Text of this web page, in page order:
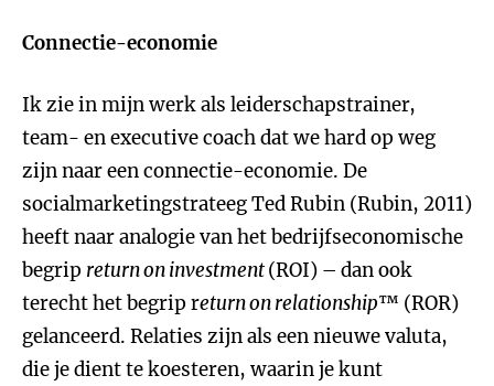
Connectie-economie
Ik zie in mijn werk als leiderschapstrainer,
team- en executive coach dat we hard op weg
zijn naar een connectie-economie. De
socialmarketingstrateeg Ted Rubin (Rubin, 2011)
heeft naar analogie van het bedrijfseconomische
begrip return on investment(ROI) – dan ook
terecht het begrip return on relationship™ (ROR)
gelanceerd. Relaties zijn als een nieuwe valuta,
die je dient te koesteren, waarin je kunt